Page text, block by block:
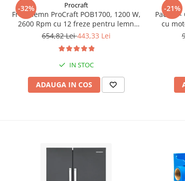
-32% Procraft
Freza lemn ProCraft POB1700, 1200 W,
2600 Rpm cu 12 freze pentru lemn
incluse in pachet
654,82 Lei443,33 Lei
IN STOC
ADAUGA IN COS
-21%
Pachet
cu
DHY-